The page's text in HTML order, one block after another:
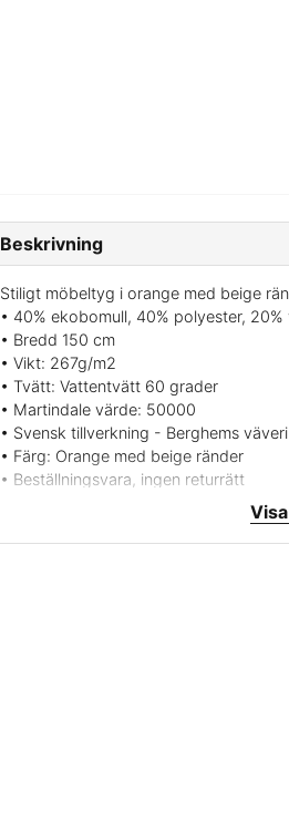
Beskrivning
Stiligt möbeltyg i orange med beige
• 40% ekobomull, 40% polyester, 20%
• Bredd 150 cm
• Vikt: 267g/m2
• Tvätt: Vattentvätt 60 grader
• Martindale värde: 50000
• Svensk tillverkning - Berghems väveri
• Färg: Orange med beige ränder
• Beställningsvara, ingen returrätt